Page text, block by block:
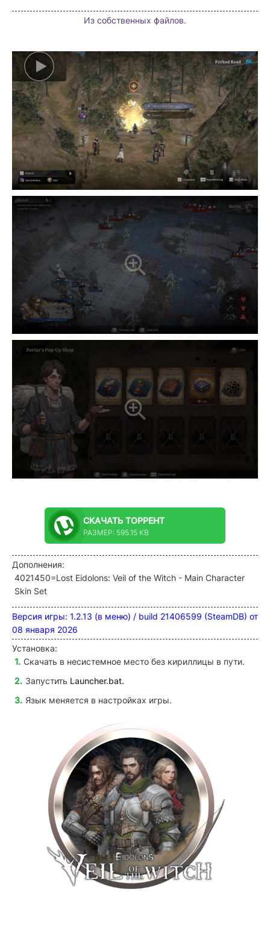
Из собственных файлов.
СКАЧАТЬ ТОРРЕНТ
РАЗМЕР: 595.15 KB
Дополнения:
4021450=Lost Eidolons: Veil of the Witch - Main Character
Skin Set
Версия игры: 1.2.13 (в меню) / build 21406599 (SteamDB) от
08 января 2026
Установка:
Скачать в несистемное место без кириллицы в пути.
Запустить Launcher.bat.
Язык меняется в настройках игры.